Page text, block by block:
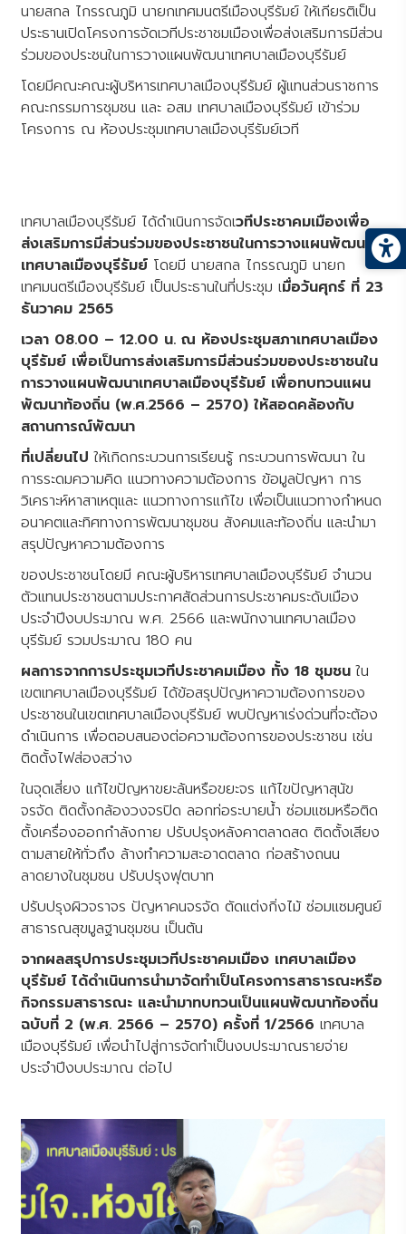
นายสกล ไกรรณภูมิ นายกเทศมนตรีเมืองบุรีรัมย์ ให้เกียรติเป็น
ประธานเปิดโครงการจัดเวทีประชาชมเมืองเพื่อส่งเสริมการมีส่วน
ร่วมของประชนในการวางแผนพัฒนาเทศบาลเมืองบุรีรัมย์
โดยมีคณะคณะผู้บริหารเทศบาลเมืองบุรีรัมย์ ผู้แทนส่วนราชการ
คณะกรรมการชุมชน และ อสม เทศบาลเมืองบุรีรัมย์ เข้าร่วม
โครงการ ณ ห้องประชุมเทศบาลเมืองบุรีรัมย์เวที
เทศบาลเมืองบุรีรัมย์ ได้ดำเนินการจัดเวทีประชาคมเมืองเพื่อ
ส่งเสริมการมีส่วนร่วมของประชาชนในการวางแผนพัฒนา
เทศบาลเมืองบุรีรัมย์ โดยมี นายสกล ไกรรณภูมิ นายก
เทศมนตรีเมืองบุรีรัมย์ เป็นประธานในที่ประชุม เมื่อวันศุกร์ ที่ 23
ธันวาคม 2565
เวลา 08.00 – 12.00 น. ณ ห้องประชุมสภาเทศบาลเมือง
บุรีรัมย์ เพื่อเป็นการส่งเสริมการมีส่วนร่วมของประชาชนใน
การวางแผนพัฒนาเทศบาลเมืองบุรีรัมย์ เพื่อทบทวนแผน
พัฒนาท้องถิ่น (พ.ศ.2566 – 2570) ให้สอดคล้องกับ
สถานการณ์พัฒนา
ที่เปลี่ยนไปให้เกิดกระบวนการเรียนรู้ กระบวนการพัฒนา ใน
การระดมความคิด แนวทางความต้องการ ข้อมูลปัญหา การ
วิเคราะห์หาสาเหตุและ แนวทางการแก้ไข เพื่อเป็นแนวทางกำหนด
อนาคตและทิศทางการพัฒนาชุมชน สังคมและท้องถิ่น และนำมา
สรุปปัญหาความต้องการ
ของประชาชนโดยมี คณะผู้บริหารเทศบาลเมืองบุรีรัมย์ จำนวน
ตัวแทนประชาชนตามประกาศสัดส่วนการประชาคมระดับเมือง
ประจำปีงบประมาณ พ.ศ. 2566 และพนักงานเทศบาลเมือง
บุรีรัมย์ รวมประมาณ 180 คน
ผลการจากการประชุมเวทีประชาคมเมือง ทั้ง 18 ชุมชน ใน
เขตเทศบาลเมืองบุรีรัมย์ ได้ข้อสรุปปัญหาความต้องการของ
ประชาชนในเขตเทศบาลเมืองบุรีรัมย์ พบปัญหาเร่งด่วนที่จะต้อง
ดำเนินการ เพื่อตอบสนองต่อความต้องการของประชาชน เช่น
ติดตั้งไฟส่องสว่าง
ในจุดเสี่ยง แก้ไขปัญหาขยะล้นหรือขยะจร แก้ไขปัญหาสุนัข
จรจัด ติดตั้งกล้องวงจรปิด ลอกท่อระบายน้ำ ซ่อมแซมหรือติด
ตั้งเครื่องออกกำลังกาย ปรับปรุงหลังคาตลาดสด ติดตั้งเสียง
ตามสายให้ทั่วถึง ล้างทำความสะอาดตลาด ก่อสร้างถนน
ลาดยางในชุมชน ปรับปรุงฟุตบาท
ปรับปรุงผิวจราจร ปัญหาคนจรจัด ตัดแต่งกิ่งไม้ ซ่อมแซมศูนย์
สาธารณสุขมูลฐานชุมชน เป็นต้น
จากผลสรุปการประชุมเวทีประชาคมเมือง เทศบาลเมือง
บุรีรัมย์ ได้ดำเนินการนำมาจัดทำเป็นโครงการสาธารณะหรือ
กิจกรรมสาธารณะ และนำมาทบทวนเป็นแผนพัฒนาท้องถิ่น
ฉบับที่ 2 (พ.ศ. 2566 – 2570) ครั้งที่ 1/2566 เทศบาล
เมืองบุรีรัมย์ เพื่อนำไปสู่การจัดทำเป็นงบประมาณรายจ่าย
ประจำปีงบประมาณ ต่อไป